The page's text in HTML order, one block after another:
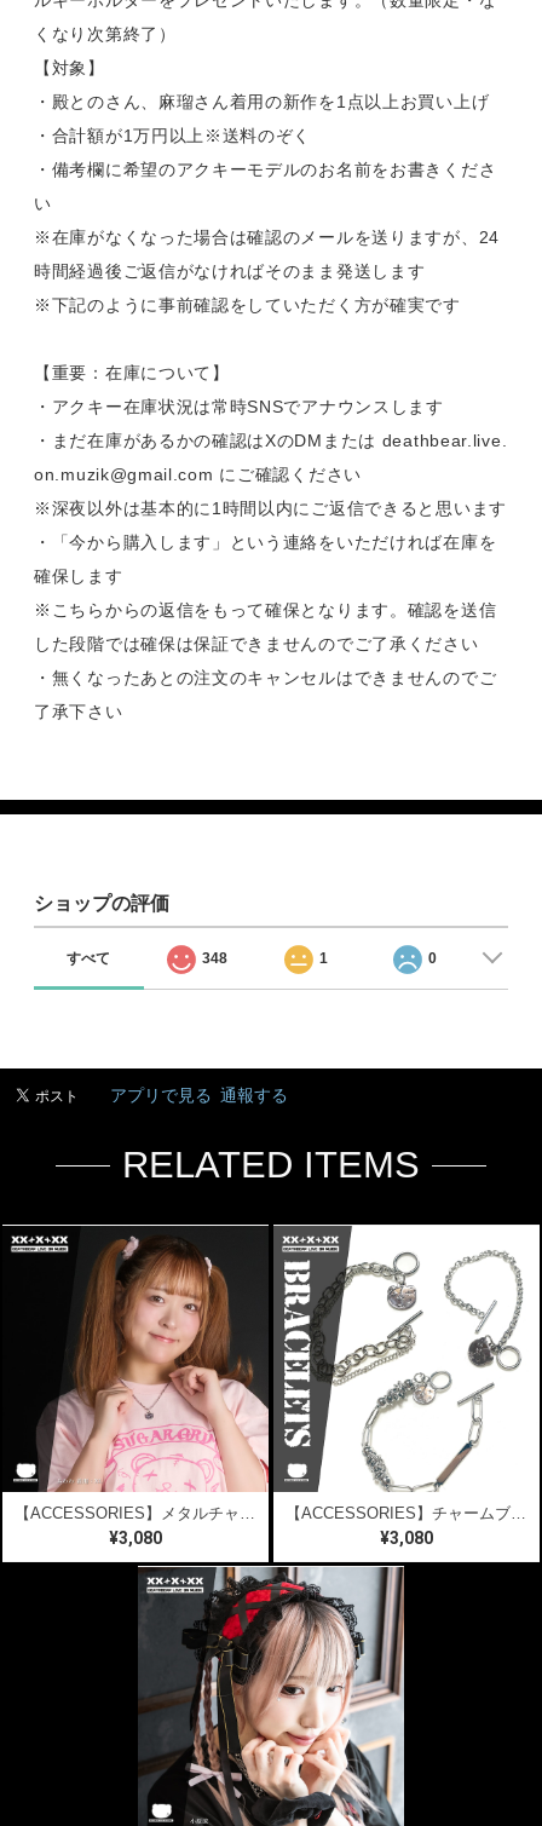
くなり次第終了）
【対象】
・殿とのさん、麻瑠さん着用の新作を1点以上お買い上げ
・合計額が1万円以上※送料のぞく
・備考欄に希望のアクキーモデルのお名前をお書きくださ
い
※在庫がなくなった場合は確認のメールを送りますが、24
時間経過後ご返信がなければそのまま発送します
※下記のように事前確認をしていただく方が確実です
【重要：在庫について】
・アクキー在庫状況は常時SNSでアナウンスします
・まだ在庫があるかの確認はXのDMまたは deathbear.live.
on.muzik@gmail.com にご確認ください
※深夜以外は基本的に1時間以内にご返信できると思います
・「今から購入します」という連絡をいただければ在庫を
確保します
※こちらからの返信をもって確保となります。確認を送信
した段階では確保は保証できませんのでご了承ください
・無くなったあとの注文のキャンセルはできませんのでご
了承下さい
ショップの評価
すべて 348 1 0
アプリで見る 通報する
RELATED ITEMS
¥3,080 ¥3,080